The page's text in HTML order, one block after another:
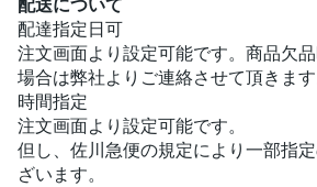
配送について
配達指定日可
注文画面より設定可能です。商品欠
場合は弊社よりご連絡させて頂きます
時間指定
注文画面より設定可能です。
但し、佐川急便の規定により一部指
ざいます。